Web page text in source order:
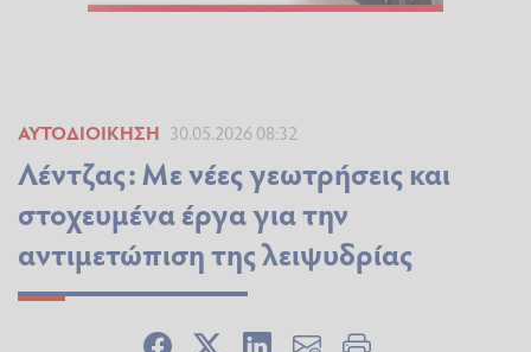
ΑΥΤΟΔΙΟΊΚΗΣΗ 30.05.2026 08:32
Λέντζας: Με νέες γεωτρήσεις και
στοχευμένα έργα για την
αντιμετώπιση της λειψυδρίας